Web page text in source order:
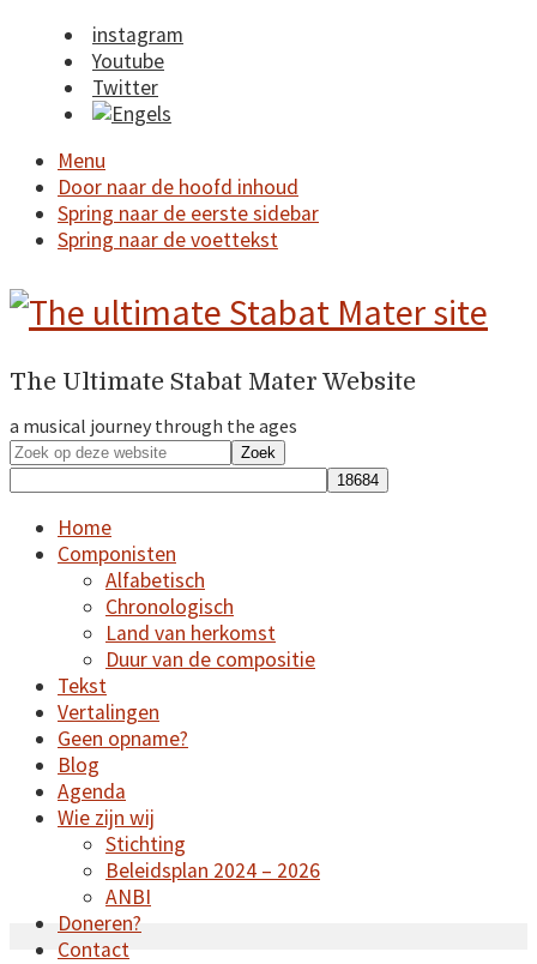
instagram
Youtube
Twitter
Menu
Door naar de hoofd inhoud
Spring naar de eerste sidebar
Spring naar de voettekst
a
musical
journey
through
the
ages...
Header
Right
The Ultimate Stabat Mater Website
a musical journey through the ages
Zoek
op
websiteHome
Componisten
Alfabetisch
Chronologisch
Land van herkomst
Duur van de compositie
Tekst
Vertalingen
Geen opname?
Blog
Agenda
Wie zijn wij
Stichting
Beleidsplan 2024 – 2026
ANBI
Doneren?
Contact